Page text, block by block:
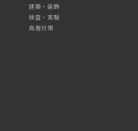
建築・装飾
検査・実験
鳥害対策